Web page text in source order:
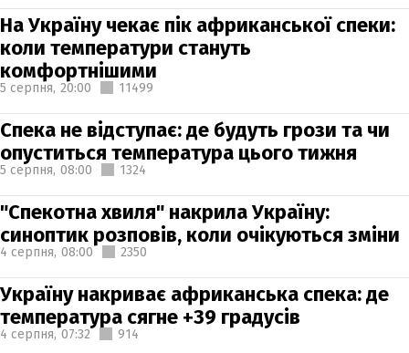
На Україну чекає пік африканської спеки:
коли температури стануть
комфортнішими
5 серпня, 20:00 11499
Спека не відступає: де будуть грози та чи
опуститься температура цього тижня
5 серпня, 08:00 1324
"Спекотна хвиля" накрила Україну:
синоптик розповів, коли очікуються зміни
4 серпня, 08:00 2350
Україну накриває африканська спека: де
температура сягне +39 градусів
4 серпня, 07:32 914